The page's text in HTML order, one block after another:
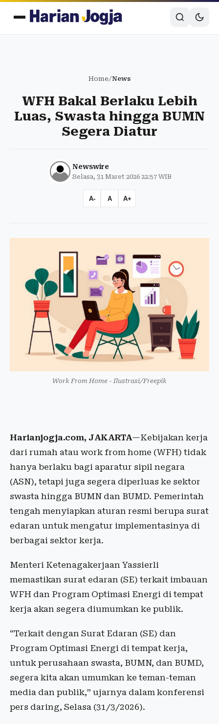
Home/News
WFH Bakal Berlaku Lebih
Luas, Swasta hingga BUMN
Segera Diatur
Newswire
Selasa, 31 Maret 2026 22:57 WIB
A- A A+
Work From Home - Ilustrasi/Freepik
Harianjogja.com, JAKARTA—Kebijakan kerja
dari rumah atau work from home (WFH) tidak
hanya berlaku bagi aparatur sipil negara
(ASN), tetapi juga segera diperluas ke sektor
swasta hingga BUMN dan BUMD. Pemerintah
tengah menyiapkan aturan resmi berupa surat
edaran untuk mengatur implementasinya di
berbagai sektor kerja.
Menteri Ketenagakerjaan Yassierli
memastikan surat edaran (SE) terkait imbauan
WFH dan Program Optimasi Energi di tempat
kerja akan segera diumumkan ke publik.
“Terkait dengan Surat Edaran (SE) dan
Program Optimasi Energi di tempat kerja,
untuk perusahaan swasta, BUMN, dan BUMD,
segera kita akan umumkan ke teman-teman
media dan publik,” ujarnya dalam konferensi
pers daring, Selasa (31/3/2026).